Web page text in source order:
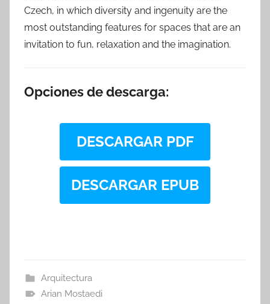
Czech, in which diversity and ingenuity are the
most outstanding features for spaces that are an
invitation to fun, relaxation and the imagination.
Opciones de descarga:
DESCARGAR PDF
DESCARGAR EPUB
Arquitectura
Arian Mostaedi